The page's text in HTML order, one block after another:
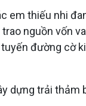
em thiếu nhi
nguồn vốn
đường cờ
dựng trải